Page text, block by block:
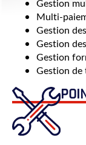
Gestion
Multi-
Gestion
Gestion
Gestion
Gestion de